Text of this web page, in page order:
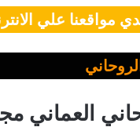
مواقعنا علي
العماني